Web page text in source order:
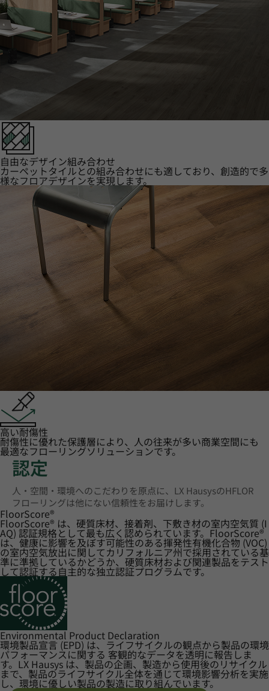
自由なデザイン組み合わせ
カーペットタイルとの組み合わせにも適しており、創造的で多
様なフロアデザインを実現します。
高い耐傷性
耐傷性に優れた保護層により、人の往来が多い商業空間にも
最適なフローリングソリューションです。
認定
人・空間・環境へのこだわりを原点に、LX HausysのHFLOR
フローリングは他にない信頼性をお届けします。
FloorScore®
FloorScore® は、硬質床材、接着剤、下敷き材の室内空気質 (I
AQ) 認証規格として最も広く認められています。FloorScore®
は、健康に影響を及ぼす可能性のある揮発性有機化合物 (VOC)
の室内空気放出に関してカリフォルニア州で採用されている基
準に準拠しているかどうか、硬質床材および関連製品をテスト
して認証する自主的な独立認証プログラムです。
Environmental Product Declaration
環境製品宣言 (EPD) は、ライフサイクルの観点から製品の環境
パフォーマンスに関する 客観的なデータを透明に報告しま
す。LX Hausys は、製品の企画、製造から使用後のリサイクル
まで、製品のライフサイクル全体を通じて環境影響分析を実施
し、環境に優しい製品の製造に取り組んでいます。